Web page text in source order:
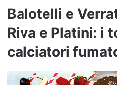
Balotelli e
Riva e Platini: i
calciatori